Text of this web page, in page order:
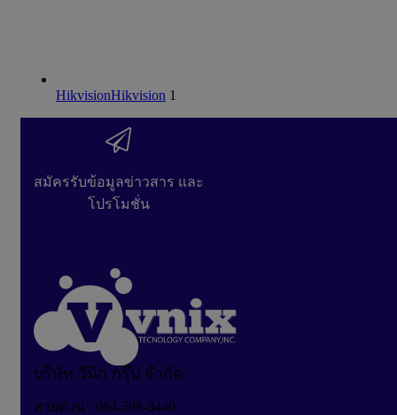
HikvisionHikvision 1
สมัครรับข้อมูลข่าวสาร และ
โปรโมชั่น
บริษัท วีนิก กรุ๊ป จำกัด
สายด่วน : 064-598-8440